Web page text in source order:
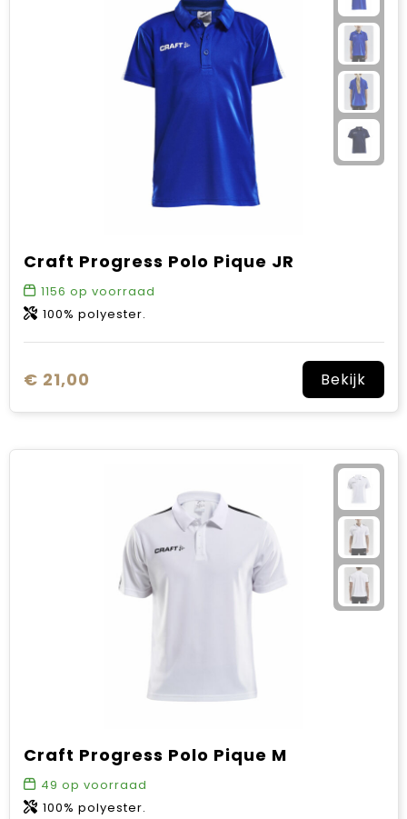
Verjaardagen
Voetbal, EK en WK
Zomergeschenken
Craft Progress Polo Pique JR
1156 op voorraad
100% polyester.
€ 21,00 Bekijk
Craft Progress Polo Pique M
49 op voorraad
100% polyester.